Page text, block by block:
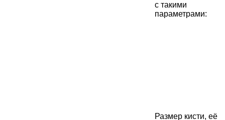
с такими
параметрами:
Размер кисти, её